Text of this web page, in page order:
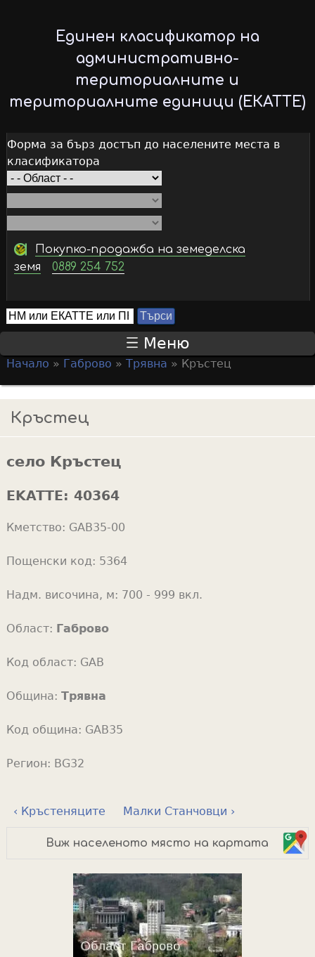
to
main
content
Единен класификатор на
административно-
териториалните и
териториалните единици (ЕКАТТЕ)
Форма за бърз достъп до населените места в
класификатора
Покупко-продажба на земеделска
земя
0889 254 752
S
e
r
c
h
f
r
m
Т
ъ
с
и
Меню
o
u
r
e
e
Начало » Габрово » Трявна » Кръстец
Кръстец
село Кръстец
EKATTE: 40364
Кметство: GAB35-00
Пощенски код: 5364
Надм. височина, м: 700 - 999 вкл.
Област: Габрово
Код област: GAB
Община: Трявна
Код община: GAB35
Регион: BG32
‹ Кръстеняците Малки Станчовци ›
Виж населеното място на картата